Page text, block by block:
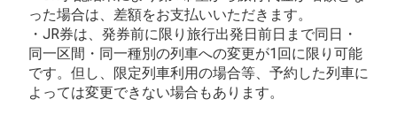
った場合は、差額をお支払いいただきます。
・JR券は、発券前に限り旅行出発日前日まで同日・
同一区間・同一種別の列車への変更が1回に限り可能
です。但し、限定列車利用の場合等、予約した列車に
よっては変更できない場合もあります。